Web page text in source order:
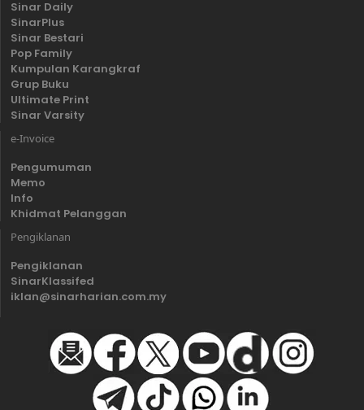
Sinar Daily
SinarPlus
Sinar Bestari
Pop Family
Kumpulan Karangkraf
Grup Buku
Ultimate Print
Sinar Varsity
e-Invoice
Pengumuman
Memo
Info
Khidmat Pelanggan
Pengiklanan
Pengiklanan
SinarKlassifed
iklan@sinarharian.com.my